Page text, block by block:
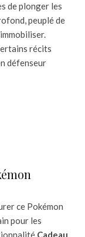
de plonger les
peuplé de
récits
défenseur
ce Pokémon
pour les